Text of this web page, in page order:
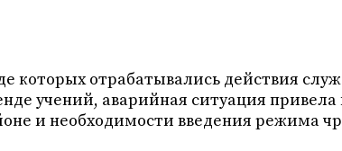
которых отрабатывались действия
учений, аварийная ситуация привела
и необходимости введения режима